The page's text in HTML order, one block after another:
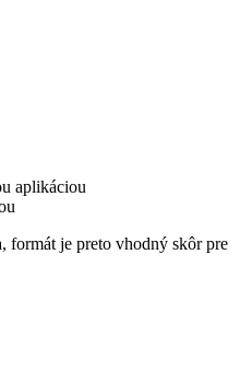
aplikáciou
je preto vhodný skôr pre